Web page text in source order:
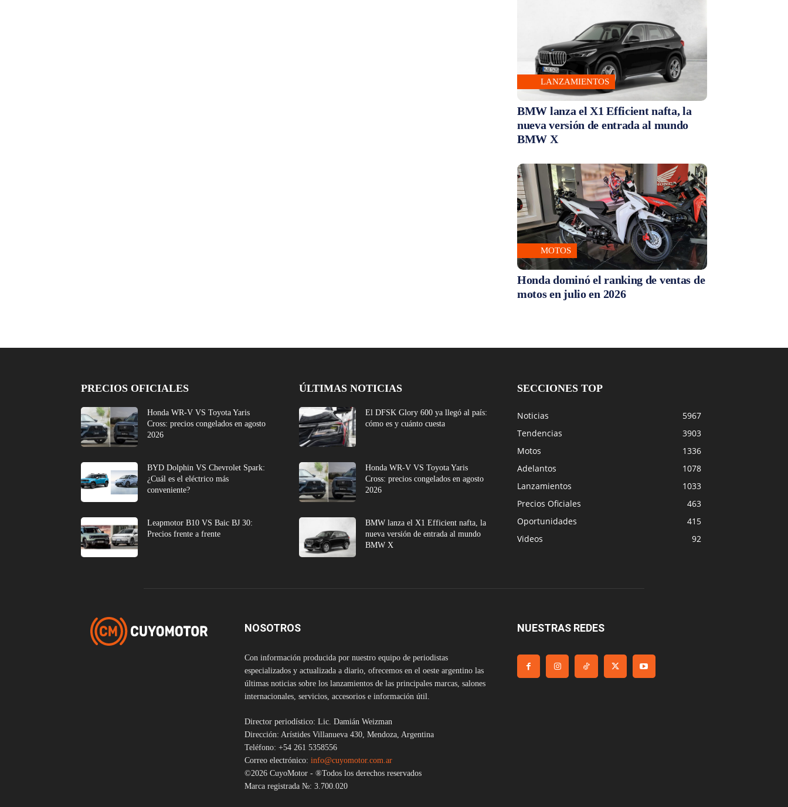
LANZAMIENTOS
BMW lanza el X1 Efficient nafta, la
nueva versión de entrada al mundo
BMW X
MOTOS
Honda dominó el ranking de ventas de
motos en julio en 2026
PRECIOS OFICIALES
Honda WR-V VS Toyota Yaris
Cross: precios congelados en agosto
2026
BYD Dolphin VS Chevrolet Spark:
¿Cuál es el eléctrico más
conveniente?
Leapmotor B10 VS Baic BJ 30:
Precios frente a frente
ÚLTIMAS NOTICIAS
El DFSK Glory 600 ya llegó al país:
cómo es y cuánto cuesta
Honda WR-V VS Toyota Yaris
Cross: precios congelados en agosto
2026
BMW lanza el X1 Efficient nafta, la
nueva versión de entrada al mundo
BMW X
SECCIONES TOP
Noticias
5967
Tendencias
3903
Motos
1336
Adelantos
1078
Lanzamientos
1033
Precios Oficiales
463
Oportunidades
415
Videos
92
NOSOTROS
Con información producida por nuestro equipo de periodistas
especializados y actualizada a diario, ofrecemos en el oeste argentino las
últimas noticias sobre los lanzamientos de las principales marcas, salones
internacionales, servicios, accesorios e información útil.
Director periodístico: Lic. Damián Weizman
Dirección: Arístides Villanueva 430, Mendoza, Argentina
Teléfono: +54 261 5358556
Correo electrónico: info@cuyomotor.com.ar
©2026 CuyoMotor - ®Todos los derechos reservados
Marca registrada №: 3.700.020
NUESTRAS REDES